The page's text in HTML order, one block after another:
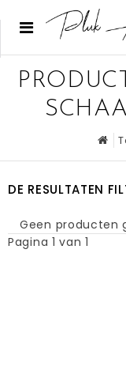
DE RESULTATEN
Geen producten
Pagina 1 van 1